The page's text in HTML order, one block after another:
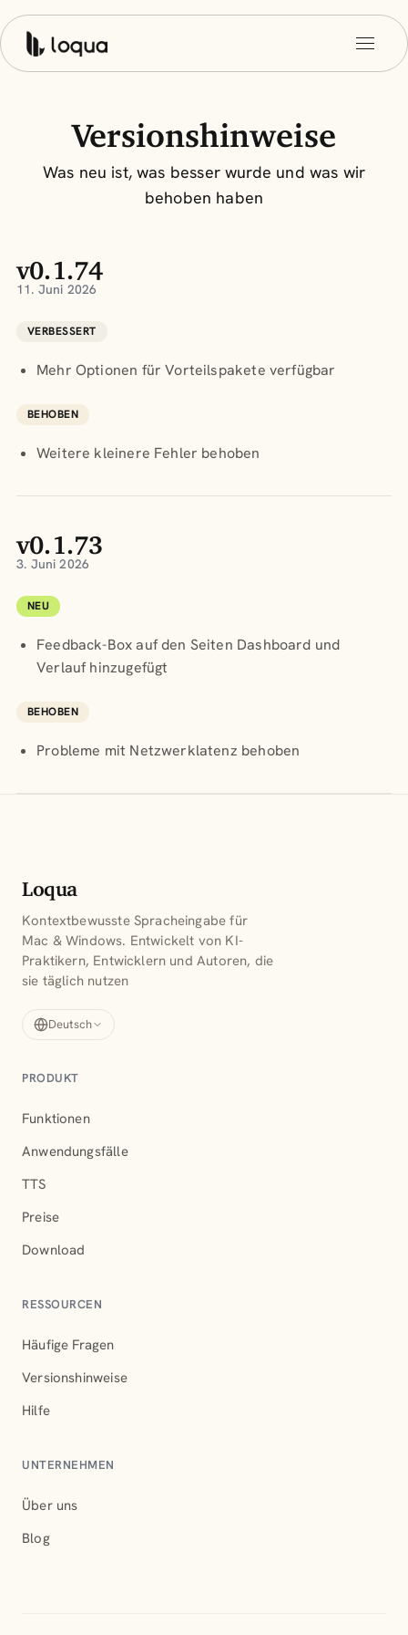
Versionshinweise
Was neu ist, was besser wurde und was wir
behoben haben
v0.1.74
11. Juni 2026
VERBESSERT
Mehr Optionen für Vorteilspakete verfügbar
BEHOBEN
Weitere kleinere Fehler behoben
v0.1.73
3. Juni 2026
NEU
Feedback-Box auf den Seiten Dashboard und
Verlauf hinzugefügt
BEHOBEN
Probleme mit Netzwerklatenz behoben
Loqua
Kontextbewusste Spracheingabe für
Mac & Windows. Entwickelt von KI-
Praktikern, Entwicklern und Autoren, die
sie täglich nutzen
Deutsch
PRODUKT
Funktionen
Anwendungsfälle
TTS
Preise
Download
RESSOURCEN
Häufige Fragen
Versionshinweise
Hilfe
UNTERNEHMEN
Über uns
Blog